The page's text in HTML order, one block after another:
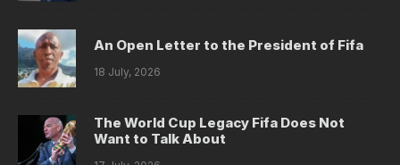
An Open Letter to the President of Fifa
18 July, 2026
The World Cup Legacy Fifa Does Not
Want to Talk About